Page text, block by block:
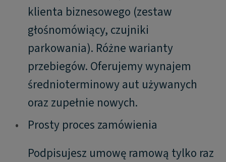
klienta biznesowego (zestaw
głośnomówiący, czujniki
parkowania). Różne warianty
przebiegów. Oferujemy wynajem
średnioterminowy aut używanych
oraz zupełnie nowych.
•
Prosty proces zamówienia
Podpisujesz umowę ramową tylko raz